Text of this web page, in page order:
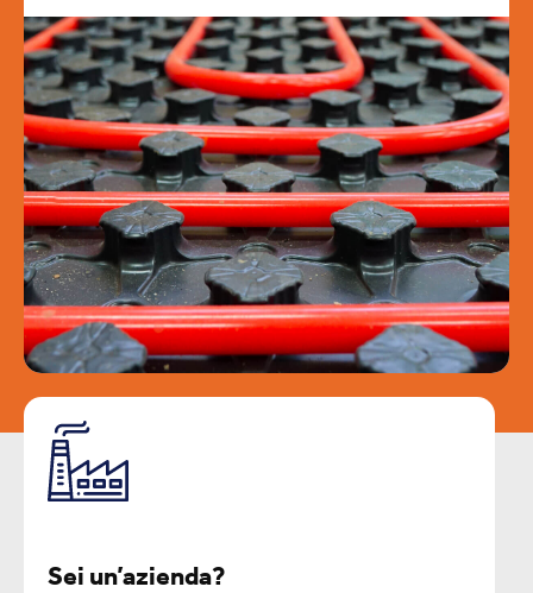
Sei un’azienda?